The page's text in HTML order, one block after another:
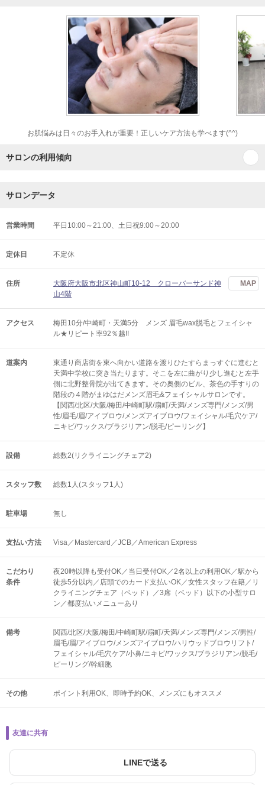
お肌悩みは日々のお手入れが重要！正しいケア方法も学べます(^^)
サロンの利用傾向
サロンデータ
営業時間 平日10:00～21:00、土日祝9:00～20:00
定休日 不定休
住所
大阪府大阪市北区神山町10-12 クローバーサンド神
山4階
MAP
アクセス
梅田10分/中崎町・天満5分 メンズ 眉毛wax脱毛とフェイシャ
ル★リピート率92％越!!
道案内
東通り商店街を東へ向かい道路を渡りひたすらまっすぐに進むと
天満中学校に突き当たります。そこを左に曲がり少し進むと左手
側に北野整骨院が出てきます。その奥側のビル、茶色の手すりの
階段の４階がまゆはだメンズ眉毛&フェイシャルサロンです。
【関西/北区/大阪/梅田/中崎町駅/扇町/天満/メンズ専門/メンズ/男
性/眉毛/眉/アイブロウ/メンズアイブロウ/フェイシャル/毛穴ケア/
ニキビ/ワックス/ブラジリアン/脱毛/ピーリング】
設備 総数2(リクライニングチェア2)
スタッフ数 総数1人(スタッフ1人)
駐車場 無し
支払い方法 Visa／Mastercard／JCB／American Express
こだわり
条件
夜20時以降も受付OK／当日受付OK／2名以上の利用OK／駅から
徒歩5分以内／店頭でのカード支払いOK／女性スタッフ在籍／リ
クライニングチェア（ベッド）／3席（ベッド）以下の小型サロ
ン／都度払いメニューあり
備考
関西/北区/大阪/梅田/中崎町駅/扇町/天満/メンズ専門/メンズ/男性/
眉毛/眉/アイブロウ/メンズアイブロウ/ハリウッドブロウリフト/
フェイシャル/毛穴ケア/小鼻/ニキビ/ワックス/ブラジリアン/脱毛/
ピーリング/幹細胞
その他 ポイント利用OK 即時予約OK メンズにもオススメ
友達に共有
LINEで送る